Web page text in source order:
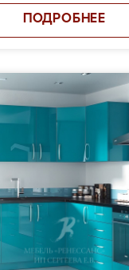
ПОДРОБНЕЕ